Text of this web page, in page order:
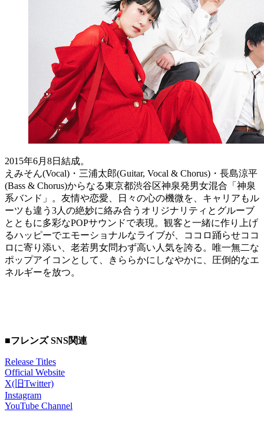
2015年6月8日結成。
えみそん(Vocal)・三浦太郎(Guitar, Vocal & Chorus)・長島涼平
(Bass & Chorus)からなる東京都渋谷区神泉発男女混合「神泉
系バンド」。友情や恋愛、日々の心の機微を、キャリアもル
ーツも違う3人の絶妙に絡み合うオリジナリティとグルーブ
とともに多彩なPOPサウンドで表現。観客と一緒に作り上げ
るハッピーでエモーショナルなライブが、ココロ踊らせココ
ロに寄り添い、老若男女問わず高い人気を誇る。唯一無二な
ポップアイコンとして、きららかにしなやかに、圧倒的なエ
ネルギーを放つ。
■フレンズ SNS関連
Release Titles
Official Website
X(旧Twitter)
Instagram
YouTube Channel